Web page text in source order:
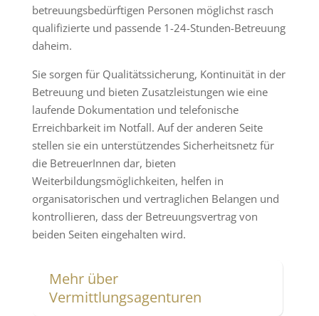
betreuungsbedürftigen Personen möglichst rasch
qualifizierte und passende 1-24-Stunden-Betreuung
daheim.
Sie sorgen für Qualitätssicherung, Kontinuität in der
Betreuung und bieten Zusatzleistungen wie eine
laufende Dokumentation und telefonische
Erreichbarkeit im Notfall. Auf der anderen Seite
stellen sie ein unterstützendes Sicherheitsnetz für
die BetreuerInnen dar, bieten
Weiterbildungsmöglichkeiten, helfen in
organisatorischen und vertraglichen Belangen und
kontrollieren, dass der Betreuungsvertrag von
beiden Seiten eingehalten wird.
Mehr über
Vermittlungsagenturen